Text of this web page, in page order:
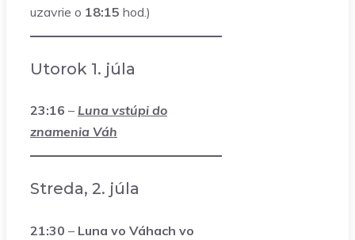
uzavrie o 18:15 hod.)
Utorok 1. júla
23:16 – Luna vstúpi do
znamenia Váh
Streda, 2. júla
21:30 – Luna vo Váhach vo